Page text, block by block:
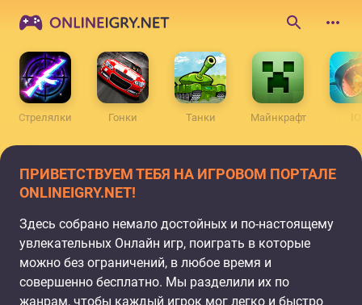
по
сайту
Стрелялки Гонки Танки Майнкрафт IO
ПРИВЕТСТВУЕМ ТЕБЯ НА ИГРОВОМ ПОРТАЛЕ
ONLINEIGRY.NET!
Здесь собрано немало достойных и по-настоящему
увлекательных Онлайн игр, поиграть в которые
можно без ограничений, в любое время и
совершенно бесплатно. Мы разделили их по
жанрам, чтобы каждый игрок мог легко и быстро